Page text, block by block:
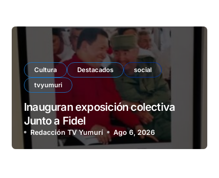
Cultura Destacados
social
tvyumuri
Inauguran exposición colectiva
Junto a Fidel
Redacción TV Yumurí Ago 6, 2026